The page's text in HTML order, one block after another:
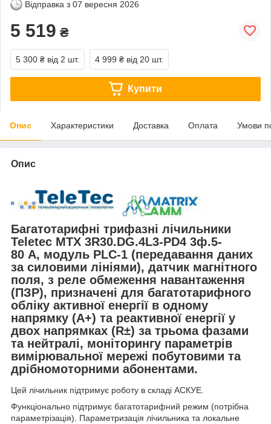
Відправка з 07 вересня 2026
5 519 ₴
5 300 ₴ від 2 шт. 4 999 ₴ від 20 шт.
Купити
Опис Характеристики Доставка Оплата Умови
Опис
Багатотарифні трифазні лічильники
Teletec МТХ 3R30.DG.4L3-PD4 3ф.5-
80 А, модуль PLC-1 (передавання даних
за силовими лініями), датчик магнітного
поля, з реле обмеження навантаження
(ПЗР), призначені для багатотарифного
обліку активної енергії в одному
напрямку (A+) та реактивної енергії у
двох напрямках (R±) за трьома фазами
та нейтралі, моніторингу параметрів
вимірювальної мережі побутовими та
дрібномоторними абонентами.
Цей лічильник підтримує роботу в складі АСКУЕ.
Функціонально підтримує багатотарифний режим (потрібна
параметрізація). Параметризація лічильника та локальне